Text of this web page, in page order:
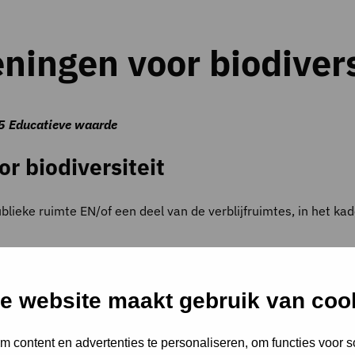
website maakt gebruik van
content en advertenties te personaliseren, om functies voor
voor
Educatieve waarde
biodiversiteit
ruimte EN/of een deel van de verblijfruimtes, in het
en verblijfplaatsen voor vogels en vleermuizen,